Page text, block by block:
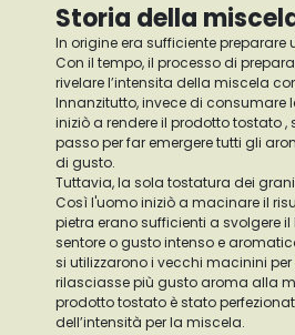
Storia della
In origine era sufficiente
Con il tempo, il processo di
rivelare l’intensita della miscela
Innanzitutto, invece di consumare
iniziò a rendere il prodotto tostato
passo per far emergere tutti gli
di gusto.
Tuttavia, la sola tostatura dei
Così l'uomo iniziò a macinare il
pietra erano sufficienti a svolgere
sentore o gusto intenso e
si utilizzarono i vecchi macinini
rilasciasse più gusto aroma alla
prodotto tostato è stato
dell’intensità per la miscela.